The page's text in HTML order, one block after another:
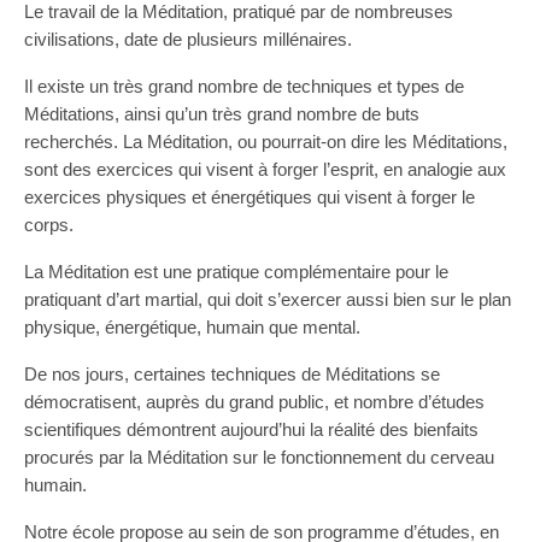
Le travail de la Méditation, pratiqué par de nombreuses
civilisations, date de plusieurs millénaires.
Il existe un très grand nombre de techniques et types de
Méditations, ainsi qu’un très grand nombre de buts
recherchés. La Méditation, ou pourrait-on dire les Méditations,
sont des exercices qui visent à forger l’esprit, en analogie aux
exercices physiques et énergétiques qui visent à forger le
corps.
La Méditation est une pratique complémentaire pour le
pratiquant d’art martial, qui doit s’exercer aussi bien sur le plan
physique, énergétique, humain que mental.
De nos jours, certaines techniques de Méditations se
démocratisent, auprès du grand public, et nombre d’études
scientifiques démontrent aujourd’hui la réalité des bienfaits
procurés par la Méditation sur le fonctionnement du cerveau
humain.
Notre école propose au sein de son programme d’études, en